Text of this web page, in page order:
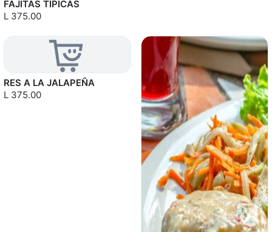
FAJITAS TIPICAS
L 375.00
RES A LA JALAPEÑA
L 375.00